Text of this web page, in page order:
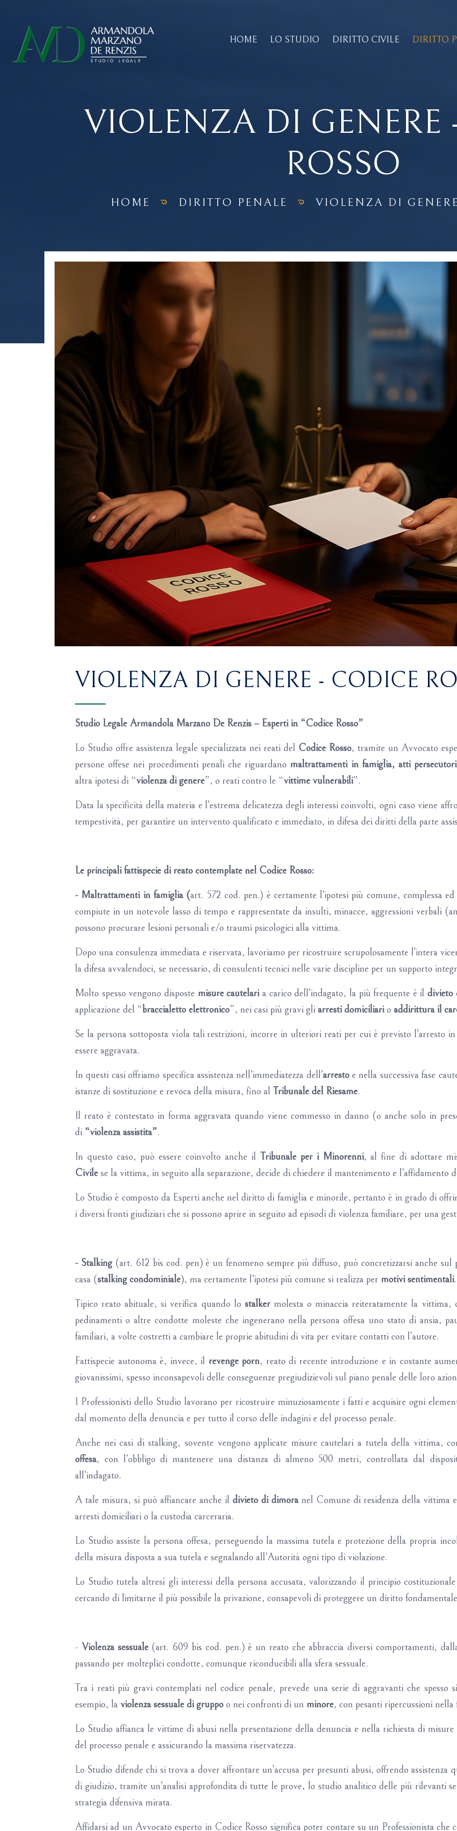
HOME LO STUDIO DIRITTO CIVILE DIRITTO
VIOLENZA DI GENERE
ROSSO
HOME DIRITTO PENALE VIOLENZA DI
VIOLENZA DI GENERE - CODICE
Studio Legale Armandola Marzano De Renzis – Esperti in “Codice Rosso”
Lo Studio offre assistenza legale specializzata nei reati del Codice Rosso, tramite un Avvocato
persone offese nei procedimenti penali che riguardano maltrattamenti in famiglia, atti
altra ipotesi di “violenza di genere”, o reati contro le “vittime vulnerabili”.
Data la specificità della materia e l’estrema delicatezza degli interessi coinvolti, ogni caso viene
tempestività, per garantire un intervento qualificato e immediato, in difesa dei diritti della parte
Le principali fattispecie di reato contemplate nel Codice Rosso:
- Maltrattamenti in famiglia (art. 572 cod. pen.) è certamente l’ipotesi più comune, complessa
compiute in un notevole lasso di tempo e rappresentate da insulti, minacce, aggressioni verbali
possono procurare lesioni personali e/o traumi psicologici alla vittima.
Dopo una consulenza immediata e riservata, lavoriamo per ricostruire scrupolosamente l’intera
la difesa avvalendoci, se necessario, di consulenti tecnici nelle varie discipline per un supporto
Molto spesso vengono disposte misure cautelaria carico dell’indagato, la più frequente è ildivieto
applicazione del “braccialetto elettronico”, nei casi più gravi gli arresti domiciliario addirittura il
Se la persona sottoposta vìola tali restrizioni, incorre in ulteriori reati per cui è previsto l’arresto
essere aggravata.
In questi casi offriamo specifica assistenza nell’immediatezza dell’arresto e nella successiva fase
istanze di sostituzione e revoca della misura, fino al Tribunale del Riesame.
Il reato è contestato in forma aggravata quando viene commesso in danno (o anche solo in
di “violenza assistita”.
In questo caso, può essere coinvolto anche il Tribunale per i Minorenni, al fine di adottare
Civile se la vittima, in seguito alla separazione, decide di chiedere il mantenimento e l’affidamento
Lo Studio è composto da Esperti anche nel diritto di famiglia e minorile, pertanto è in grado di
i diversi fronti giudiziari che si possono aprire in seguito ad episodi di violenza familiare, per una
- Stalking(art. 612 bis cod. pen) è un fenomeno sempre più diffuso, può concretizzarsi anche sul
casa (stalking condominiale), ma certamente l’ipotesi più comune si realizza per motivi sentimentali.
Tipico reato abituale, si verifica quando lo stalkermolesta o minaccia reiteratamente la vittima,
pedinamenti o altre condotte moleste che ingenerano nella persona offesa uno stato di ansia,
familiari, a volte costretti a cambiare le proprie abitudini di vita per evitare contatti con l’autore.
Fattispecie autonoma è, invece, il revenge porn, reato di recente introduzione e in costante
giovanissimi, spesso inconsapevoli delle conseguenze pregiudizievoli sul piano penale delle loro
I Professionisti dello Studio lavorano per ricostruire minuziosamente i fatti e acquisire ogni
dal momento della denuncia e per tutto il corso delle indagini e del processo penale.
Anche nei casi di stalking, sovente vengono applicate misure cautelari a tutela della vittima,
offesa, con l’obbligo di mantenere una distanza di almeno 500 metri, controllata dal
all’indagato.
A tale misura, si può affiancare anche il divieto di dimora nel Comune di residenza della vittima
arresti domiciliari o la custodia carceraria.
Lo Studio assiste la persona offesa, perseguendo la massima tutela e protezione della propria
della misura disposta a sua tutela e segnalando all’Autorità ogni tipo di violazione.
Lo Studio tutela altresì gli interessi della persona accusata, valorizzando il principio
cercando di limitarne il più possibile la privazione, consapevoli di proteggere un diritto
- Violenza sessuale(art. 609 bis cod. pen.) è un reato che abbraccia diversi comportamenti,
passando per molteplici condotte, comunque riconducibili alla sfera sessuale.
Tra i reati più gravi contemplati nel codice penale, prevede una serie di aggravanti che spesso
esempio, laviolenza sessuale di gruppo o nei confronti di un minore, con pesanti ripercussioni nella
Lo Studio affianca le vittime di abusi nella presentazione della denuncia e nella richiesta di
del processo penale e assicurando la massima riservatezza.
Lo Studio difende chi si trova a dover affrontare un’accusa per presunti abusi, offrendo
di giudizio, tramite un’analisi approfondita di tutte le prove, lo studio analitico delle più rilevanti
strategia difensiva mirata.
Affidarsi ad un Avvocato esperto in Codice Rosso significa poter contare su un Professionista che